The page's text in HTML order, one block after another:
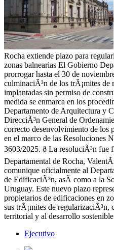
Rocha extiende plazo para
zonas balnearias El Gobierno
prorrogar hasta el 30 de
culminaciÃ³n de los trÃ¡mites de
implantadas sin permiso de
medida se enmarca en los
Departamento de Arquitectura y
DirecciÃ³n General de
correcto desenvolvimiento de los
en el marco de las Resoluciones
3603/2025. ð La resoluciÃ³n
Departamental de Rocha,
comunique oficialmente al
de EdificaciÃ³n, asÃ­ como a la
Uruguay. Este nuevo plazo
propietarios de edificaciones en
sus trÃ¡mites de
territorial y al desarrollo
Ejecutivo